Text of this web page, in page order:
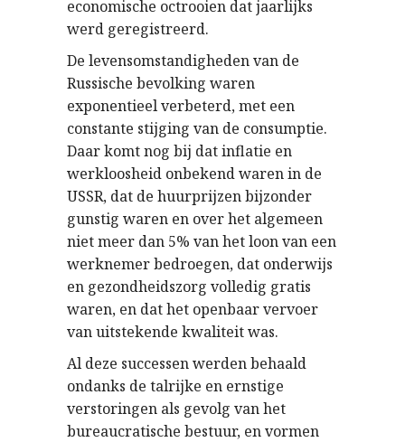
economische octrooien dat jaarlijks
werd geregistreerd.
De levensomstandigheden van de
Russische bevolking waren
exponentieel verbeterd, met een
constante stijging van de consumptie.
Daar komt nog bij dat inflatie en
werkloosheid onbekend waren in de
USSR, dat de huurprijzen bijzonder
gunstig waren en over het algemeen
niet meer dan 5% van het loon van een
werknemer bedroegen, dat onderwijs
en gezondheidszorg volledig gratis
waren, en dat het openbaar vervoer
van uitstekende kwaliteit was.
Al deze successen werden behaald
ondanks de talrijke en ernstige
verstoringen als gevolg van het
bureaucratische bestuur, en vormen